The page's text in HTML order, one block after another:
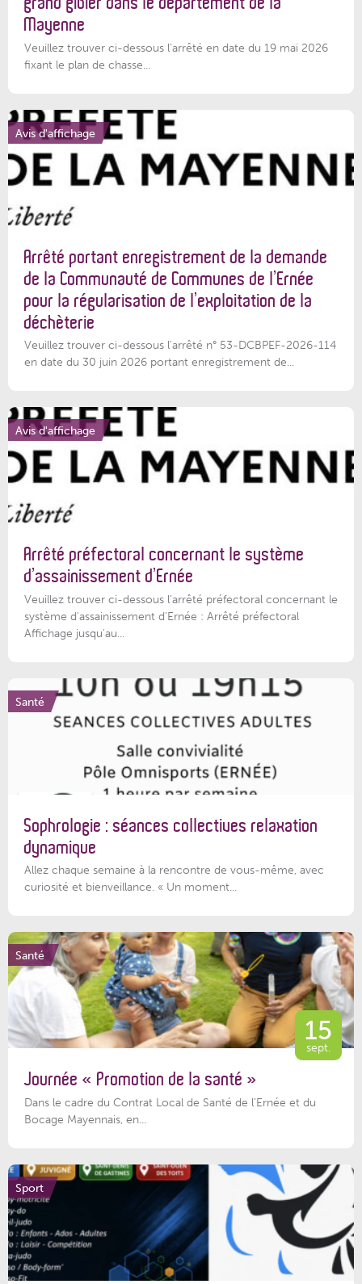
Mayenne
Veuillez trouver ci-dessous l’arrêté en date du 19 mai 2026
fixant le plan de chasse...
Avis d'affichage
Arrêté portant enregistrement de la demande
de la Communauté de Communes de l’Ernée
pour la régularisation de l’exploitation de la
déchèterie
Veuillez trouver ci-dessous l'arrêté n° 53-DCBPEF-2026-114
en date du 30 juin 2026 portant enregistrement de...
Avis d'affichage
Arrêté préfectoral concernant le système
d’assainissement d’Ernée
Veuillez trouver ci-dessous l’arrêté préfectoral concernant le
système d'assainissement d'Ernée : Arrêté préfectoral
Affichage jusqu'au...
Santé
Sophrologie : séances collectives relaxation
dynamique
Allez chaque semaine à la rencontre de vous-même, avec
curiosité et bienveillance. « Un moment...
Santé
15
sept.
Journée « Promotion de la santé »
Dans le cadre du Contrat Local de Santé de l’Ernée et du
Bocage Mayennais, en...
Sport